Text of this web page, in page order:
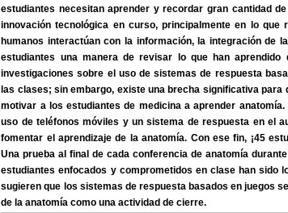
estudiantes necesitan aprender y recordar gran cantidad
innovación tecnológica en curso, principalmente en lo
humanos interactúan con la información, la integración de
estudiantes una manera de revisar lo que han
investigaciones sobre el uso de sistemas de respuesta
las clases; sin embargo, existe una brecha significativa
motivar a los estudiantes de medicina a aprender
uso de teléfonos móviles y un sistema de respuesta en el
fomentar el aprendizaje de la anatomía. Con ese fin, ¡45
Una prueba al final de cada conferencia de anatomía
estudiantes enfocados y comprometidos en clase han sido
sugieren que los sistemas de respuesta basados en juegos
de la anatomía como una actividad de cierre.